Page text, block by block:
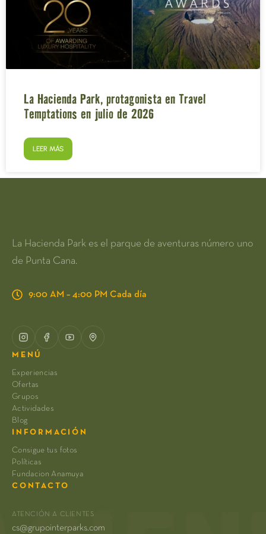
La Hacienda Park, protagonista en Travel
Temptations en julio de 2026
LEER MÁS
La Hacienda Park es el parque de aventuras número uno
de Punta Cana.
9:00 AM – 4:00 PM Cada día
MENÚ
Experiencias
Ofertas
Grupos
Actividades
Blog
INFORMACIÓN
Consigue tus fotos
Políticas
Fundacion Anamuya
CONTACTO
ATENCIÓN A CLIENTES
cs@grupointerparks.com